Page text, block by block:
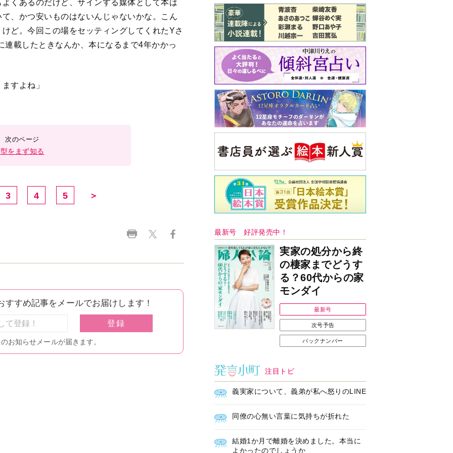
3 4 5 ＞ バックナンバー
注目トピ
義実家について、義弟が私へ怒りのLINE
結婚1か月で離婚を決めました。本当に
よかったのでしょうか
中央公論新社の本
52ヘルツのクジラたち
町田そのこ 著詳しくみる
インフォメーション
ＡＩで始める遺言を書
く前の準備セミナー開
催
耳にすっぽり！オーテ
ィコン補聴器、新しい
スタイルで All in Ear
の「オーティコン ジー
ル」を発売
トするオープンイヤー
型イヤホン「kikippa イ
ヤホン HERALBONY
モデル」発売
ージについてのお詫び
と訂正